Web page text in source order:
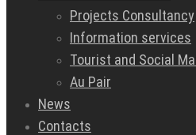
Projects Consultancy
Information services
Tourist and Social
Au Pair
News
Contacts